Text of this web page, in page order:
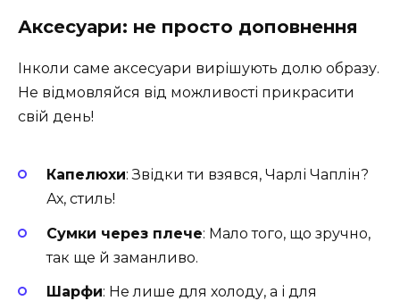
Аксесуари: не просто доповнення
Інколи саме аксесуари вирішують долю образу.
Не відмовляйся від можливості прикрасити
свій день!
Капелюхи: Звідки ти взявся, Чарлі Чаплін?
Ах, стиль!
Сумки через плече: Мало того, що зручно,
так ще й заманливо.
Шарфи: Не лише для холоду, а і для